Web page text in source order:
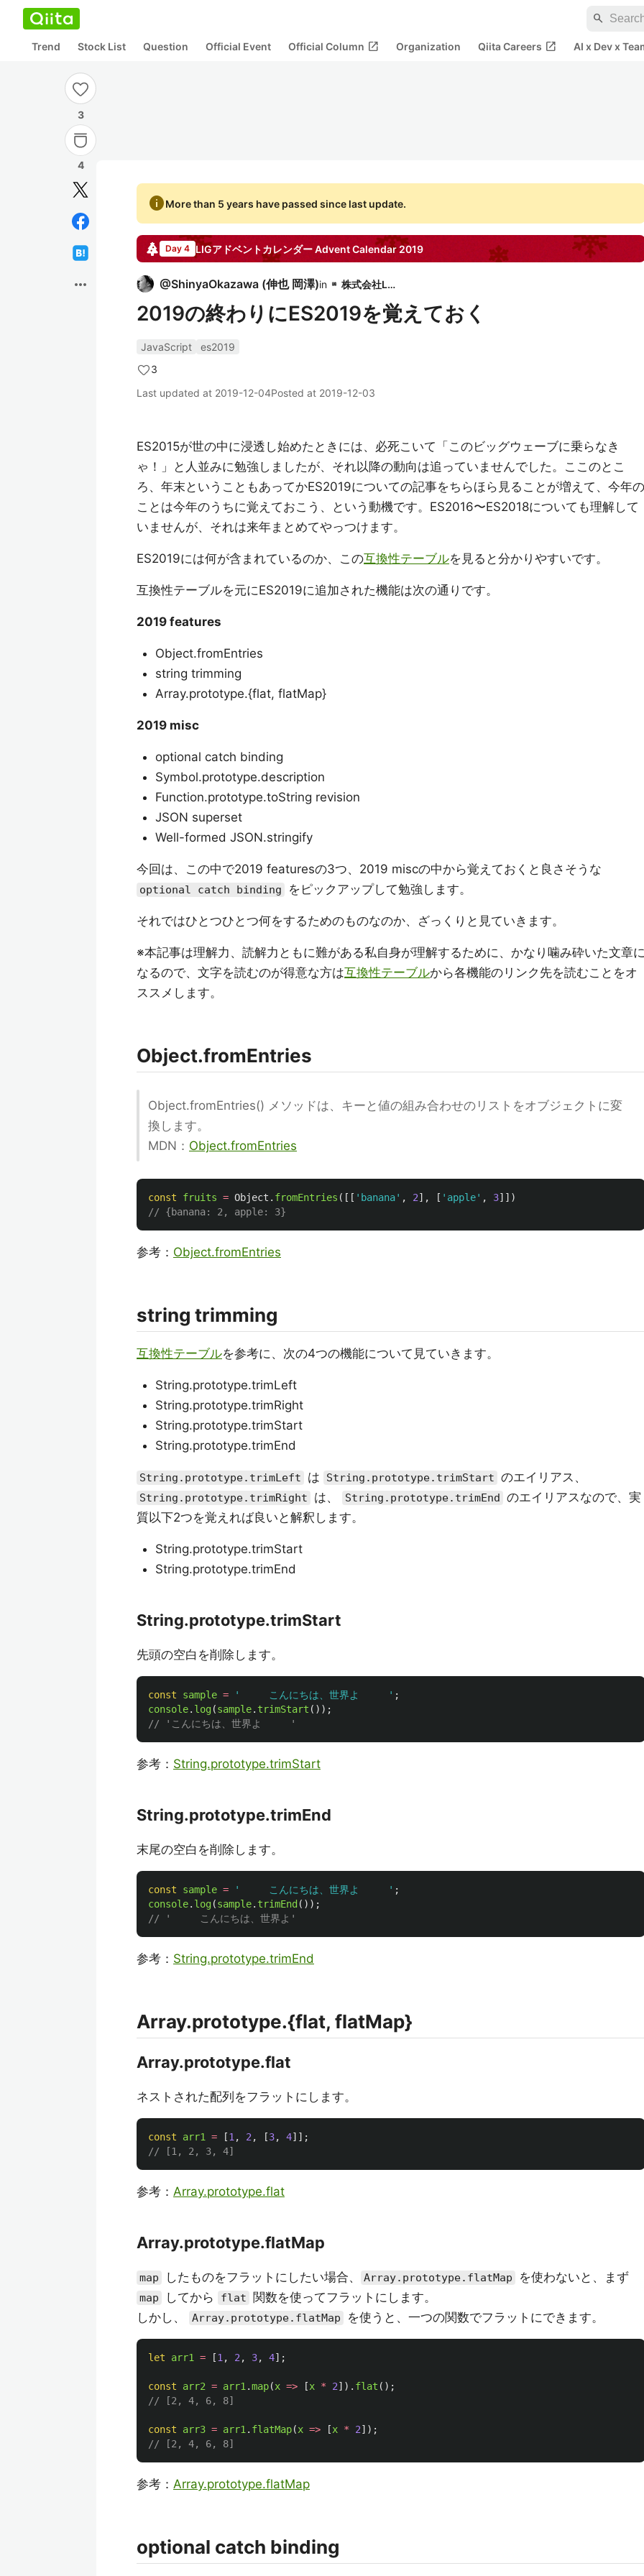
search
Trend Stock List Question Official Event Official Column open_in_new Organization Qiita Careers open_in_new AI x Dev x
3
4
more_horiz
infoMore than 5 years have passed since last update.
Day 4 LIGアドベントカレンダーAdvent Calendar 2019
@ShinyaOkazawa (伸也 岡澤)in 株式会社LIG
2019の終わりにES2019を覚えておく
JavaScript
es2019
3
Last updated at 2019-12-04Posted at 2019-12-03
ES2015が世の中に浸透し始めたときには、必死こいて「このビッグウェーブに乗らなき
ゃ！」と人並みに勉強しましたが、それ以降の動向は追っていませんでした。ここのとこ
ろ、年末ということもあってかES2019についての記事をちらほら見ることが増えて、今年の
ことは今年のうちに覚えておこう、という動機です。ES2016〜ES2018についても理解して
いませんが、それは来年まとめてやっつけます。
ES2019には何が含まれているのか、この互換性テーブルを見ると分かりやすいです。
互換性テーブルを元にES2019に追加された機能は次の通りです。
2019 features
Object.fromEntries
string trimming
Array.prototype.{flat, flatMap}
2019 misc
optional catch binding
Symbol.prototype.description
Function.prototype.toString revision
JSON superset
Well-formed JSON.stringify
今回は、この中で2019 featuresの3つ、2019 miscの中から覚えておくと良さそうな
optional catch binding をピックアップして勉強します。
それではひとつひとつ何をするためのものなのか、ざっくりと見ていきます。
※本記事は理解力、読解力ともに難がある私自身が理解するために、かなり噛み砕いた文章
なるので、文字を読むのが得意な方は互換性テーブルから各機能のリンク先を読むことをオ
ススメします。
Object.fromEntries
Object.fromEntries() メソッドは、キーと値の組み合わせのリストをオブジェクトに変
換します。
MDN： Object.fromEntries
const fruits = Object . fromEntries ([[ ' banana' , 2], [ ' apple' , 3]])
// {banana: 2, apple: 3}
参考： Object.fromEntries
string trimming
互換性テーブルを参考に、次の4つの機能について見ていきます。
String.prototype.trimLeft
String.prototype.trimRight
String.prototype.trimStart
String.prototype.trimEnd
String.prototype.trimLeft は String.prototype.trimStart のエイリアス、
String.prototype.trimRight は、 String.prototype.trimEnd のエイリアスなので、実
質以下2つを覚えれば良いと解釈します。
String.prototype.trimStart
String.prototype.trimEnd
String.prototype.trimStart
先頭の空白を削除します。
const sample = '
     こんにちは、世界よ
' ;
console. log(sample. trimStart ());
// 'こんにちは、世界よ     '
参考： String.prototype.trimStart
String.prototype.trimEnd
末尾の空白を削除します。
const sample = '
     こんにちは、世界よ
' ;
console. log(sample. trimEnd ());
// '     こんにちは、世界よ'
参考： String.prototype.trimEnd
Array.prototype.{flat, flatMap}
Array.prototype.flat
ネストされた配列をフラットにします。
const arr1 = [1 , 2 , [3, 4]];
// [1, 2, 3, 4]
参考： Array.prototype.flat
Array.prototype.flatMap
map したものをフラットにしたい場合、 Array.prototype.flatMap を使わないと、まず
map してから flat
関数を使ってフラットにします。
しかし、
Array.prototype.flatMap を使うと、一つの関数でフラットにできます。
let arr1 = [1 , 2 , 3, 4];
const arr2 = arr1 .map(x => [x * 2]). flat ();
// [2, 4, 6, 8]
const arr3 = arr1 . flatMap(x => [x * 2]);
// [2, 4, 6, 8]
参考： Array.prototype.flatMap
optional catch binding